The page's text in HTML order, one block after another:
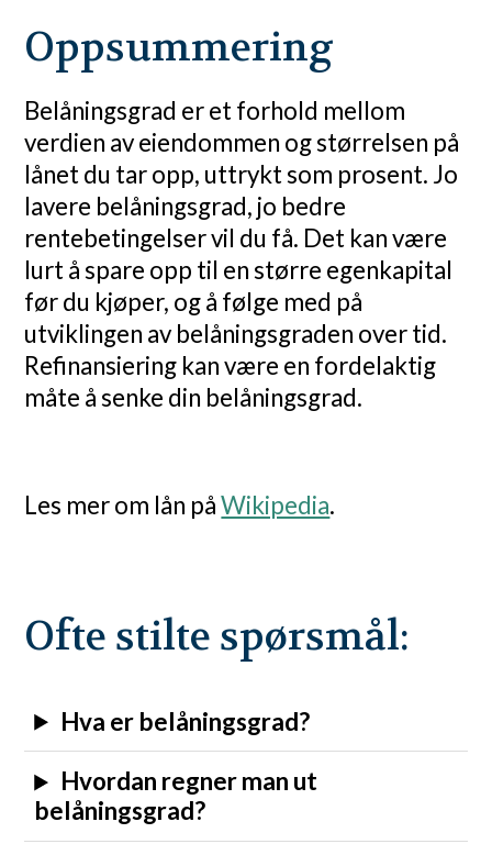
Oppsummering
Belåningsgrad er et forhold mellom
verdien av eiendommen og størrelsen på
lånet du tar opp, uttrykt som prosent. Jo
lavere belåningsgrad, jo bedre
rentebetingelser vil du få. Det kan være
lurt å spare opp til en større egenkapital
før du kjøper, og å følge med på
utviklingen av belåningsgraden over tid.
Refinansiering kan være en fordelaktig
måte å senke din belåningsgrad.
Les mer om lån påWikipedia.
Ofte stilte spørsmål:
Hva er belåningsgrad?
Hvordan regner man ut
belåningsgrad?